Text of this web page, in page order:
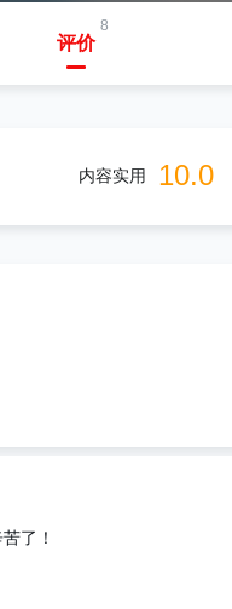
8
评价
内容实用 10.0
了！